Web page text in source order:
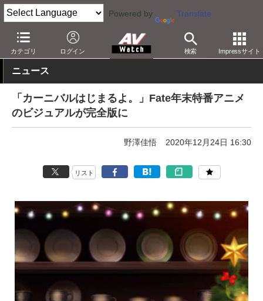
Powered by Translate
カテゴリ ログイン 検索 Impressサイト
AV Watch コンテンツ・サービス 放送 その他
ニュース
「カーニバルはじまるよ。」Fate年末特番アニメ
のビジュアルが完全版に
野澤佳悟 2020年12月24日 16:30
リスト